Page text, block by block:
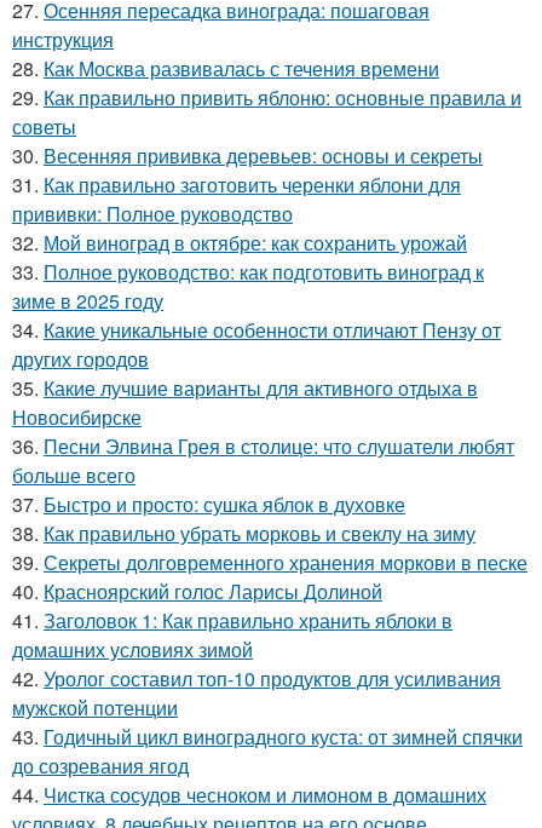
27. Осенняя пересадка винограда: пошаговая
инструкция
28. Как Москва развивалась с течения времени
29. Как правильно привить яблоню: основные правила и
советы
30. Весенняя прививка деревьев: основы и секреты
31. Как правильно заготовить черенки яблони для
прививки: Полное руководство
32. Мой виноград в октябре: как сохранить урожай
33. Полное руководство: как подготовить виноград к
зиме в 2025 году
34. Какие уникальные особенности отличают Пензу от
других городов
35. Какие лучшие варианты для активного отдыха в
Новосибирске
36. Песни Элвина Грея в столице: что слушатели любят
больше всего
37. Быстро и просто: сушка яблок в духовке
38. Как правильно убрать морковь и свеклу на зиму
39. Секреты долговременного хранения моркови в песке
40. Красноярский голос Ларисы Долиной
41. Заголовок 1: Как правильно хранить яблоки в
домашних условиях зимой
42. Уролог составил топ-10 продуктов для усиливания
мужской потенции
43. Годичный цикл виноградного куста: от зимней спячки
до созревания ягод
44. Чистка сосудов чесноком и лимоном в домашних